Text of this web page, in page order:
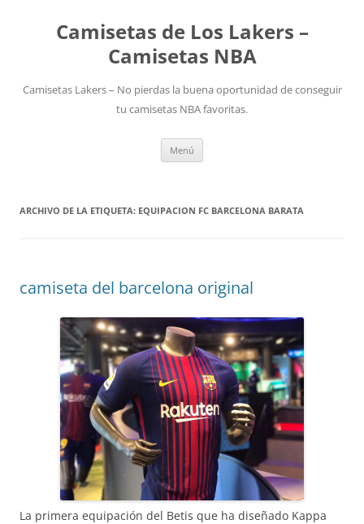
Camisetas de Los Lakers –
Camisetas NBA
Camisetas Lakers – No pierdas la buena oportunidad de conseguir
tu camisetas NBA favoritas.
Menú
ARCHIVO DE LA ETIQUETA: EQUIPACION FC BARCELONA BARATA
camiseta del barcelona original
La primera equipación del Betis que ha diseñado Kappa